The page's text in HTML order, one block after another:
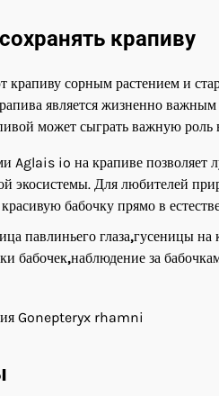
крапиву
сорным растением и
является жизненно
может сыграть важную
Aglais io на крапиве
экосистемы. Для любителей
бабочку прямо в
павлиньего глаза,гусеницы на
бабочек,наблюдение за
Gonepteryx rhamni